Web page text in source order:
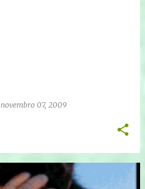
novembro 07, 2009